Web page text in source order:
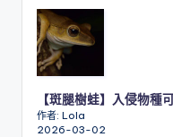
【斑腿樹蛙】入侵物種
作者: Lola
2026-03-02